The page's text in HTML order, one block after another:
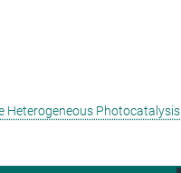
Heterogeneous Photocatalysis